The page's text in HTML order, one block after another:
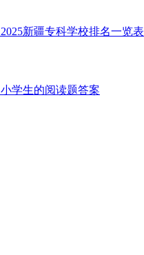
2025新疆专科学校排名一览表
小学生的阅读题答案